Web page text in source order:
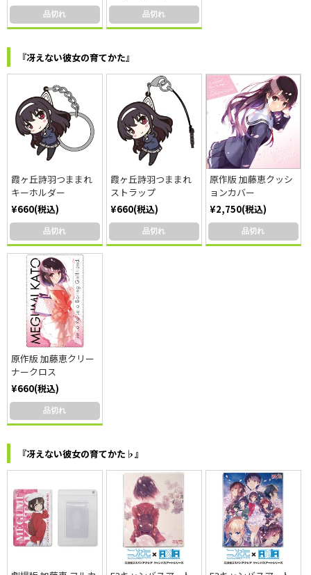
品切れ 品切れ
『冴えない彼女の育てかた』
霞ヶ丘詩羽つままれ
キーホルダー
¥660(税込)
品切れ
霞ヶ丘詩羽つままれ
ストラップ
¥660(税込)
品切れ
原作版 加藤恵クッシ
ョンカバー
¥2,750(税込)
品切れ
原作版 加藤恵クリー
ナークロス
¥660(税込)
品切れ
『冴えない彼女の育てかた♭』